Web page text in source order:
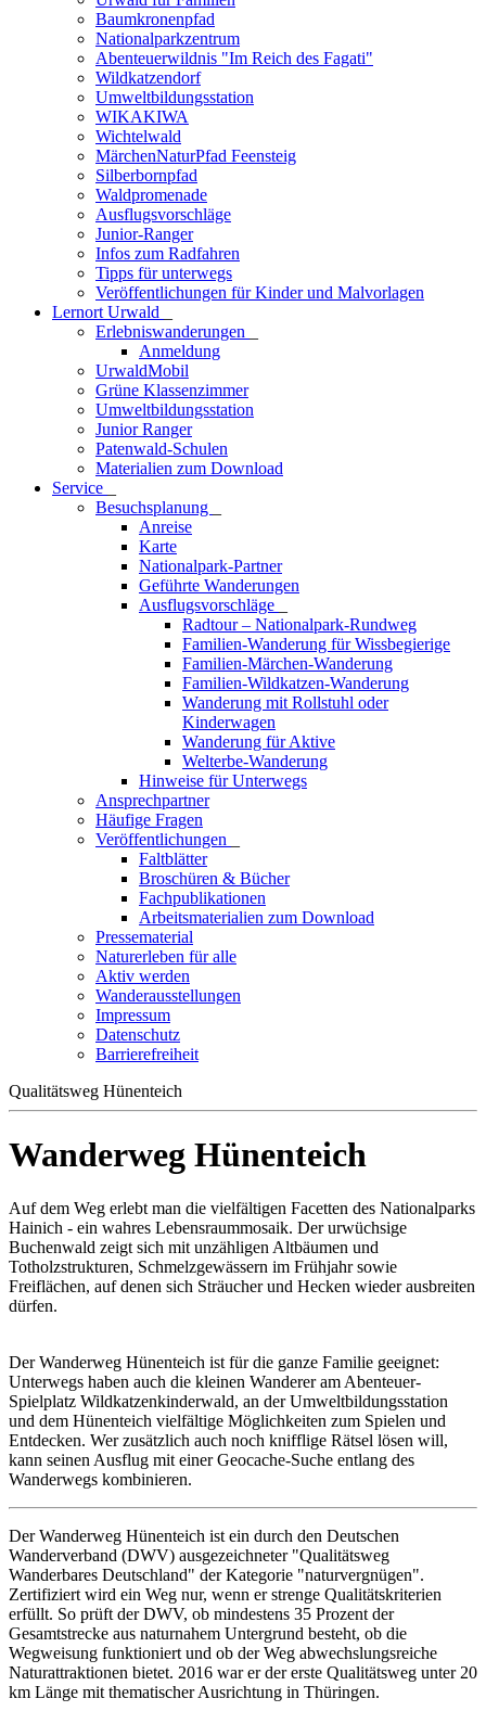
Baumkronenpfad
Nationalparkzentrum
Abenteuerwildnis "Im Reich des Fagati"
Wildkatzendorf
Umweltbildungsstation
WIKAKIWA
Wichtelwald
MärchenNaturPfad Feensteig
Silberbornpfad
Waldpromenade
Ausflugsvorschläge
Junior-Ranger
Infos zum Radfahren
Tipps für unterwegs
Veröffentlichungen für Kinder und Malvorlagen
Lernort Urwald
Erlebniswanderungen
Anmeldung
UrwaldMobil
Grüne Klassenzimmer
Umweltbildungsstation
Junior Ranger
Patenwald-Schulen
Materialien zum Download
Service
Besuchsplanung
Anreise
Karte
Nationalpark-Partner
Geführte Wanderungen
Ausflugsvorschläge
Radtour – Nationalpark-Rundweg
Familien-Wanderung für Wissbegierige
Familien-Märchen-Wanderung
Familien-Wildkatzen-Wanderung
Wanderung mit Rollstuhl oder
Kinderwagen
Wanderung für Aktive
Welterbe-Wanderung
Hinweise für Unterwegs
Ansprechpartner
Häufige Fragen
Veröffentlichungen
Faltblätter
Broschüren & Bücher
Fachpublikationen
Arbeitsmaterialien zum Download
Pressematerial
Naturerleben für alle
Aktiv werden
Wanderausstellungen
Impressum
Datenschutz
Barrierefreiheit
Qualitätsweg Hünenteich
Wanderweg Hünenteich
Auf dem Weg erlebt man die vielfältigen Facetten des Nationalparks
Hainich - ein wahres Lebensraummosaik. Der urwüchsige
Buchenwald zeigt sich mit unzähligen Altbäumen und
Totholzstrukturen, Schmelzgewässern im Frühjahr sowie
Freiflächen, auf denen sich Sträucher und Hecken wieder ausbreiten
dürfen.
Der Wanderweg Hünenteich ist für die ganze Familie geeignet:
Unterwegs haben auch die kleinen Wanderer am Abenteuer-
Spielplatz Wildkatzenkinderwald, an der Umweltbildungsstation
und dem Hünenteich vielfältige Möglichkeiten zum Spielen und
Entdecken. Wer zusätzlich auch noch knifflige Rätsel lösen will,
kann seinen Ausflug mit einer Geocache-Suche entlang des
Wanderwegs kombinieren.
Der Wanderweg Hünenteich ist ein durch den Deutschen
Wanderverband (DWV) ausgezeichneter "Qualitätsweg
Wanderbares Deutschland" der Kategorie "naturvergnügen".
Zertifiziert wird ein Weg nur, wenn er strenge Qualitätskriterien
erfüllt. So prüft der DWV, ob mindestens 35 Prozent der
Gesamtstrecke aus naturnahem Untergrund besteht, ob die
Wegweisung funktioniert und ob der Weg abwechslungsreiche
Naturattraktionen bietet. 2016 war er der erste Qualitätsweg unter 20
km Länge mit thematischer Ausrichtung in Thüringen.